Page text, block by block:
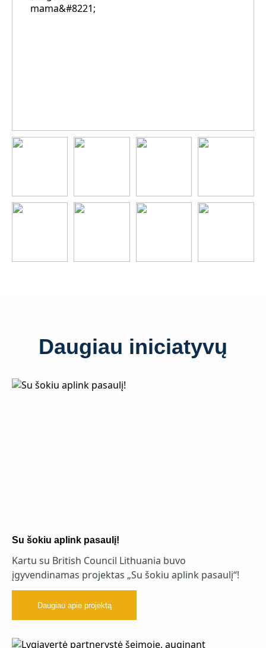
Daugiau iniciatyvų
Su šokiu aplink pasaulį!
Kartu su British Council Lithuania buvo
įgyvendinamas projektas „Su šokiu aplink pasaulį“!
Daugiau apie projektą